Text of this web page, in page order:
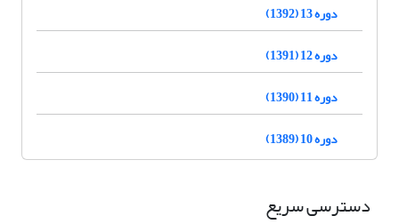
دوره 13 (1392)
دوره 12 (1391)
دوره 11 (1390)
دوره 10 (1389)
دسترسی سریع